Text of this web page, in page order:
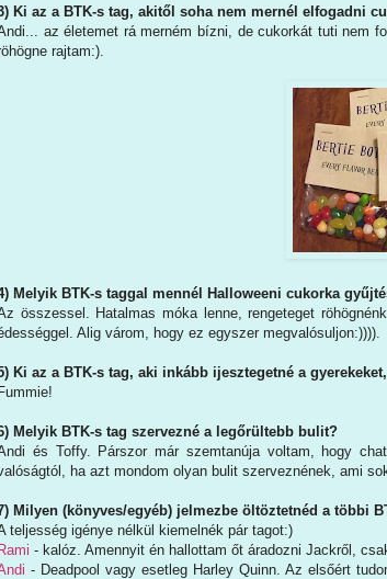
Ki az a BTK-s tag, akitől soha nem mernél elfogadni
az életemet rá merném bízni, de cukorkát tuti nem
rajtam:).
Melyik BTK-s taggal mennél Halloweeni cukorka
összessel. Hatalmas móka lenne, rengeteget
Alig várom, hogy ez egyszer megvalósuljon:)))).
Ki az a BTK-s tag, aki inkább ijesztegetné a
Fummie!
Melyik BTK-s tag szervezné a legőrültebb bulit?
és Toffy. Párszor már szemtanúja voltam, hogy
ha azt mondom olyan bulit szerveznének, ami
Milyen (könyves/egyéb) jelmezbe öltöztetnéd a többi
teljesség igénye nélkül kiemelnék pár tagot:)
Rami - kalóz. Amennyit én hallottam őt áradozni Jackről,
- Deadpool vagy esetleg Harley Quinn. Az elsőért